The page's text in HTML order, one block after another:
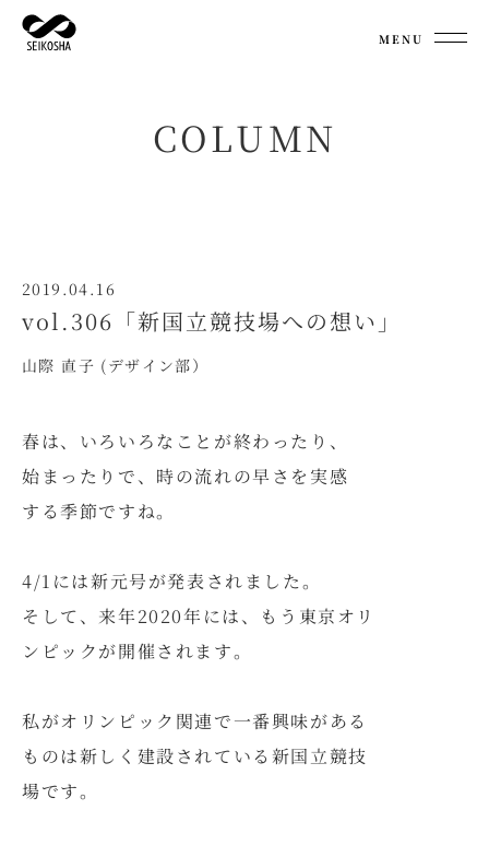
MENU
COLUMN
2019.04.16
vol.306「新国立競技場への想い」
山際 直子 (デザイン部）
春は、いろいろなことが終わったり、
始まったりで、時の流れの早さを実感
する季節ですね。
4/1には新元号が発表されました。
そして、来年2020年には、もう東京オリ
ンピックが開催されます。
私がオリンピック関連で一番興味がある
ものは新しく建設されている新国立競技
場です。